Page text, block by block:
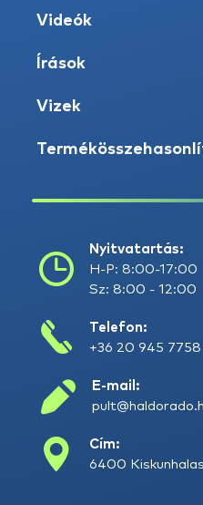
Videók
Írások
Vizek
Nyitvatartás:
H-P: 8:00-17:00
Sz: 8:00 - 12:00
Telefon:
+36 20 945 7758
E-mail:
Cím:
6400